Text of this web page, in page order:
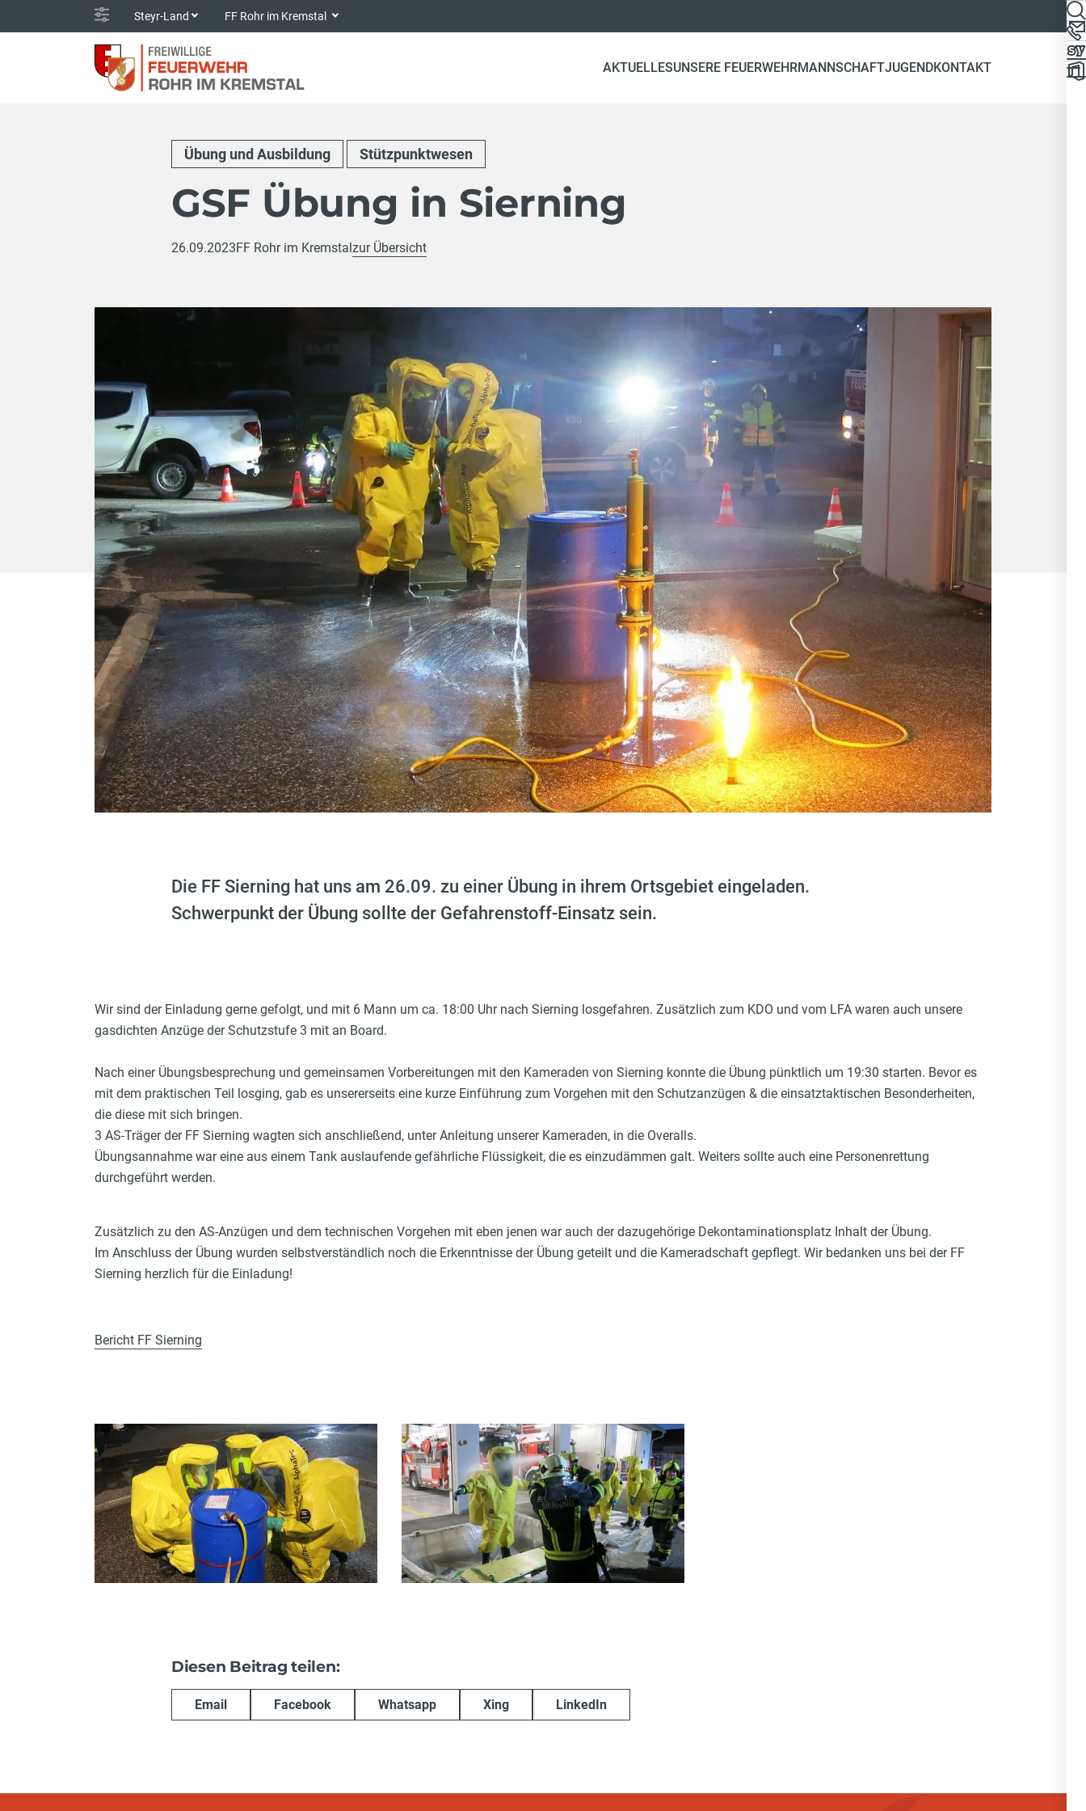
Steyr-Land FF Rohr im Kremstal
AKTUELLESUNSERE FEUERWEHRMANNSCHAFTJUGENDKONTAKT
Übung und Ausbildung Stützpunktwesen
GSF Übung in Sierning
26.09.2023FF Rohr im Kremstal zur Übersicht
Die FF Sierning hat uns am 26.09. zu einer Übung in ihrem Ortsgebiet eingeladen.
Schwerpunkt der Übung sollte der Gefahrenstoff-Einsatz sein.
Wir sind der Einladung gerne gefolgt, und mit 6 Mann um ca. 18:00 Uhr nach Sierning losgefahren. Zusätzlich zum KDO und vom LFA waren auch unsere
gasdichten Anzüge der Schutzstufe 3 mit an Board.
Nach einer Übungsbesprechung und gemeinsamen Vorbereitungen mit den Kameraden von Sierning konnte die Übung pünktlich um 19:30 starten. Bevor es
mit dem praktischen Teil losging, gab es unsererseits eine kurze Einführung zum Vorgehen mit den Schutzanzügen & die einsatztaktischen Besonderheiten,
die diese mit sich bringen.
3 AS-Träger der FF Sierning wagten sich anschließend, unter Anleitung unserer Kameraden, in die Overalls.
Übungsannahme war eine aus einem Tank auslaufende gefährliche Flüssigkeit, die es einzudämmen galt. Weiters sollte auch eine Personenrettung
durchgeführt werden.
Zusätzlich zu den AS-Anzügen und dem technischen Vorgehen mit eben jenen war auch der dazugehörige Dekontaminationsplatz Inhalt der Übung.
Im Anschluss der Übung wurden selbstverständlich noch die Erkenntnisse der Übung geteilt und die Kameradschaft gepflegt. Wir bedanken uns bei der FF
Sierning herzlich für die Einladung!
Bericht FF Sierning
Diesen Beitrag teilen:
Email Facebook Whatsapp Xing LinkedIn